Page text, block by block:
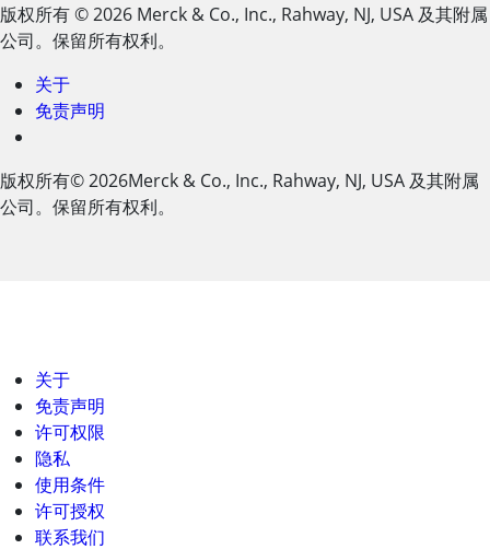
版权所有© 2026 Merck & Co., Inc., Rahway, NJ, USA 及其附属
公司。保留所有权利。
关于
免责声明
版权所有© 2026Merck & Co., Inc., Rahway, NJ, USA 及其附属
公司。保留所有权利。
关于
免责声明
许可权限
隐私
使用条件
许可授权
联系我们